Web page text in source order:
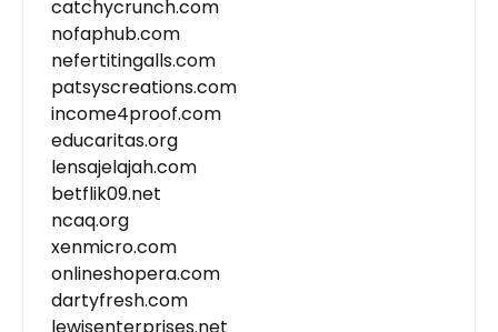
catchycrunch.com
nofaphub.com
nefertitingalls.com
patsyscreations.com
income4proof.com
educaritas.org
lensajelajah.com
betflik09.net
ncaq.org
xenmicro.com
onlineshopera.com
dartyfresh.com